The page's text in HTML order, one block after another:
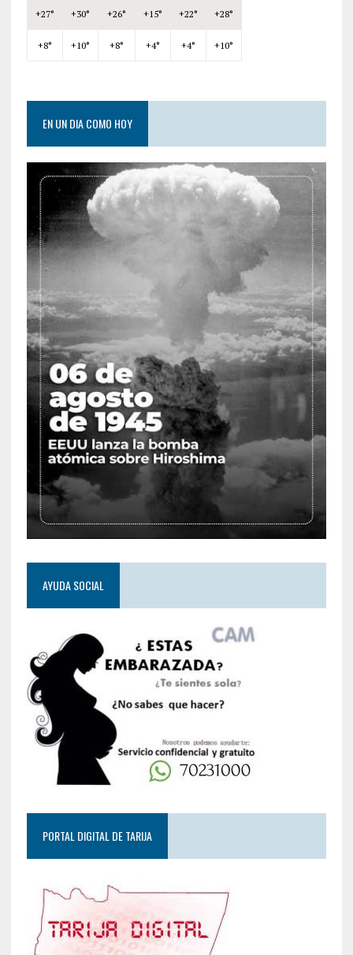
+27° +30° +26° +15° +22° +28°
+8° +10° +8° +4° +4° +10°
EN UN DIA COMO HOY
AYUDA SOCIAL
PORTAL DIGITAL DE TARIJA